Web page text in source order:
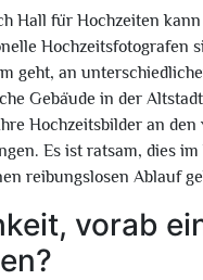
Hall für Hochzeiten
Hochzeitsfotografen
geht, an
Gebäude in der
Hochzeitsbilder an
Es ist ratsam, dies
reibungslosen Ablauf
vorab